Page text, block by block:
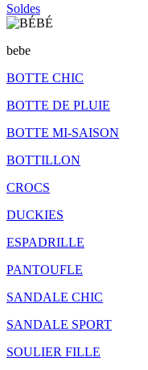
Soldes
bebe
BOTTE CHIC
BOTTE DE PLUIE
BOTTE MI-SAISON
BOTTILLON
CROCS
DUCKIES
ESPADRILLE
PANTOUFLE
SANDALE CHIC
SANDALE SPORT
SOULIER FILLE